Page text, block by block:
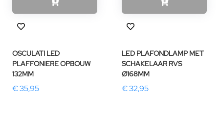
OSCULATI LED
PLAFFONIERE OPBOUW
132MM
€ 35,95
LED PLAFONDLAMP MET
SCHAKELAAR RVS
Ø168MM
€ 32,95